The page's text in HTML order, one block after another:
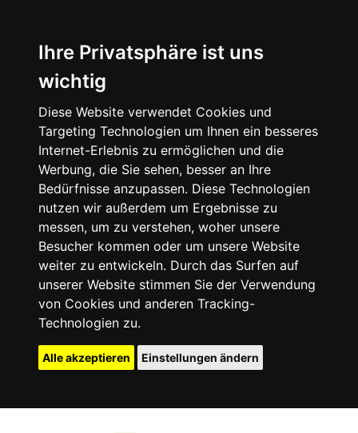
Ihre Privatsphäre ist uns
wichtig
Diese Website verwendet Cookies und
Targeting Technologien um Ihnen ein besseres
Internet-Erlebnis zu ermöglichen und die
Werbung, die Sie sehen, besser an Ihre
Bedürfnisse anzupassen. Diese Technologien
nutzen wir außerdem um Ergebnisse zu
messen, um zu verstehen, woher unsere
Besucher kommen oder um unsere Website
weiter zu entwickeln. Durch das Surfen auf
unserer Website stimmen Sie der Verwendung
von Cookies und anderen Tracking-
Technologien zu.
Alle akzeptieren Einstellungen ändern